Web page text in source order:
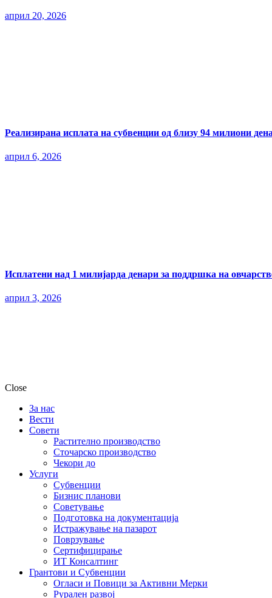
април 20, 2026
Реализирана исплата на субвенции од близу 94 милиони
април 6, 2026
Исплатени над 1 милијарда денари за поддршка на
април 3, 2026
Close
За нас
Вести
Совети
Растително производство
Сточарско производство
Чекори до
Услуги
Субвенции
Бизнис планови
Советување
Подготовка на документација
Истражување на пазарот
Поврзување
Сертифицирање
ИТ Консалтинг
Грантови и Субвенции
Огласи и Повици за Активни Мерки
Рурален развој